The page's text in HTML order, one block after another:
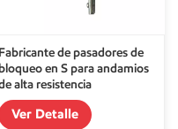
Fabricante de pasadores de
bloqueo en S para andamios
alta resistencia
Ver Detalle